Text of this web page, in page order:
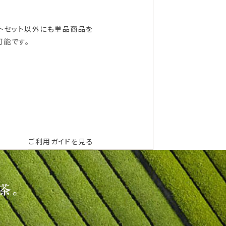
セット以外にも単品商品を
です。
ご利用ガイドを見る
。